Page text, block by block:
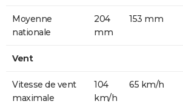
Moyenne
nationale
204
mm
153 mm
Vent
Vitesse de vent
maximale
104
km/h
65 km/h